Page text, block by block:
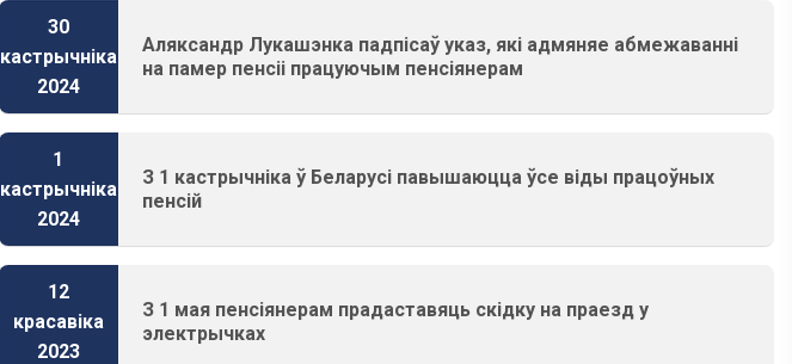
30
кастрычніка
2024
Аляксандр Лукашэнка падпісаў указ, які адмяняе абмежаванні
на памер пенсіі працуючым пенсіянерам
1
кастрычніка
2024
З 1 кастрычніка ў Беларусі павышаюцца ўсе віды працоўных
пенсій
12
красавіка
2023
З 1 мая пенсіянерам прадаставяць скідку на праезд у
электрычках